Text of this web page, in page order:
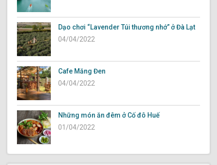
Dạo chơi “Lavender Túi thương nhớ” ở Đà Lạt
04/04/2022
Cafe Măng Đen
04/04/2022
Những món ăn đêm ở Cố đô Huế
01/04/2022